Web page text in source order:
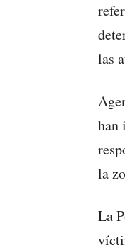
las
han
la
La